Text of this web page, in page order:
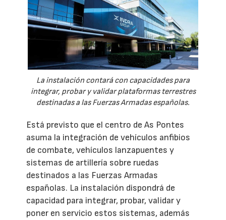
La instalación contará con capacidades para
integrar, probar y validar plataformas terrestres
destinadas a las Fuerzas Armadas españolas.
Está previsto que el centro de As Pontes
asuma la integración de vehículos anfibios
de combate, vehículos lanzapuentes y
sistemas de artillería sobre ruedas
destinados a las Fuerzas Armadas
españolas. La instalación dispondrá de
capacidad para integrar, probar, validar y
poner en servicio estos sistemas, además